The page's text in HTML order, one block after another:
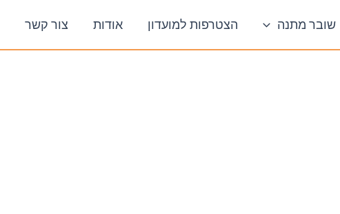
שובר מתנה הצטרפות למועדון אודות צור קשר